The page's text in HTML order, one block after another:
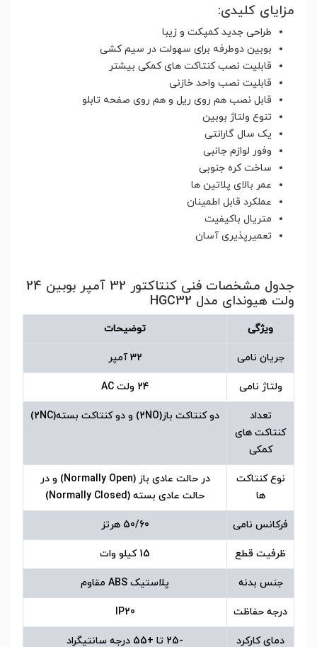
مزایای کلیدی:
طراحی جدید کمپکت و زیبا
بوبین دوطرفه برای سهولت در سیم کشی
قابلیت نصب کنتاکت های کمکی بیشتر
قابلیت نصب واحد خازنی
قابل نصب هم روی ریل و هم روی صفحه تابلو
تنوع ولتاژ بوبین
یک سال گارانتی
وفور لوازم جانبی
ساخت کره جنوبی
عمر بالای پلاتین ها
عملکرد قابل اطمینان
متریال باکیفیت
تعمیرپذیری آسان
جدول مشخصات فنی کنتاکتور 32 آمپر بوبین 24
ولت هیوندای مدل HGC32
ویژگی توضیحات
جریان نامی 32 آمپر
ولتاژ نامی 24 ولت AC
تعداد
کنتاکت های
کمکی
دو کنتاکت باز(2NO) و دو کنتاکت بسته(2NC)
نوع کنتاکت
ها
در حالت عادی باز (Normally Open) و در
حالت عادی بسته (Normally Closed)
فرکانس نامی 50/60 هرتز
ظرفیت قطع 15 کیلو وات
جنس بدنه پلاستیک ABS مقاوم
درجه حفاظت IP20
دمای کارکرد -25 تا +55 درجه سانتیگراد